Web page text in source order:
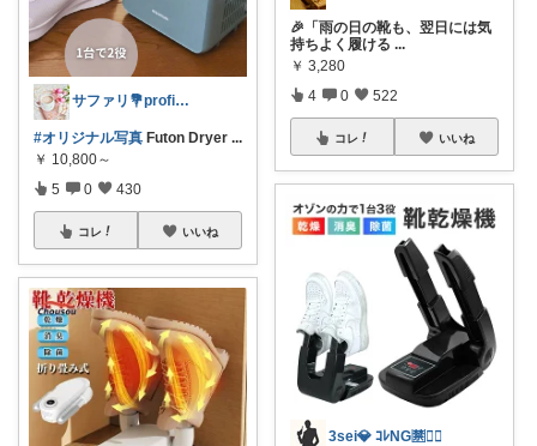
サファリ‎💐profileにてお礼
#オリジナル写真 Futon Dryer ...
￥ 10,800～
5 0 430
コレ いいね
🎉「雨の日の靴も、翌日には気
持ちよく履ける ...
￥ 3,280
4 0 522
コレ いいね
3sei💎 ｺﾚNG🈲🙅‍♀️